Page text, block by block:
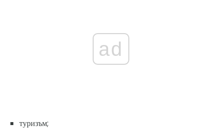
ad
туризъм;